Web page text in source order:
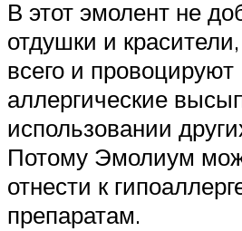
В этот эмолент не
отдушки и
всего и провоцируют
аллергические
использовании
Потому Эмолиум
отнести к
препаратам.